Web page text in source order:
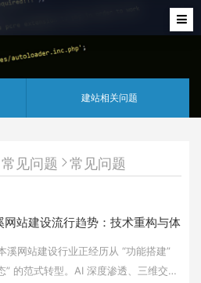
建站相关问题
常见问题 常见问题
站建设流行趋势：技术重构与体
溪网站建设行业正经历从 “功能搭建”
” 的范式转型。AI 深度渗透、三维交互